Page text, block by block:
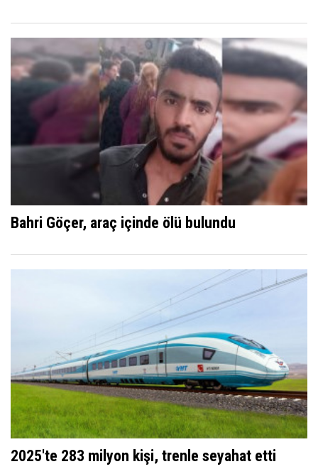
Bahri Göçer, araç içinde ölü bulundu
2025'te 283 milyon kişi, trenle seyahat etti